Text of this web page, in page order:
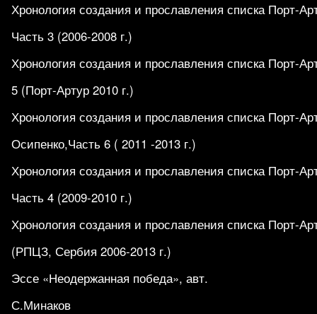
Хронология создания и прославления списка Порт-
Часть 3 (2006-2008 г.)
Хронология создания и прославления списка Порт-
5 (Порт-Артур 2010 г.)
Хронология создания и прославления списка Порт-
Осипенко,Часть 6 ( 2011 -2013 г.)
Хронология создания и прославления списка Порт-
Часть 4 (2009-2010 г.)
Хронология создания и прославления списка Порт-
(РПЦЗ, Сербия 2006-2013 г.)
Эссе «Неодержанная победа», авт.
С.Минаков